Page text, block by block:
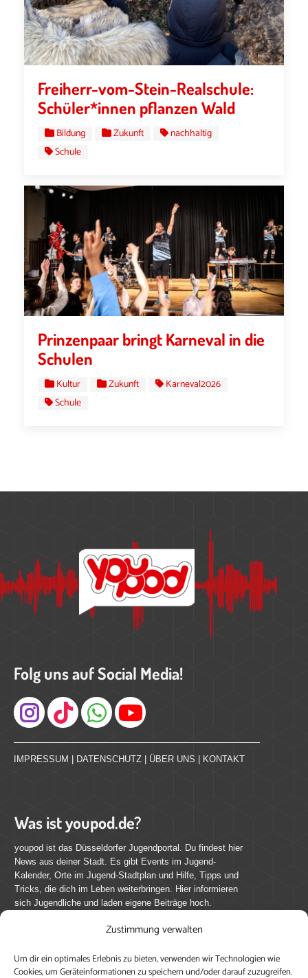
Zustimmung verwalten
Um dir ein optimales Erlebnis zu bieten, verwenden wir Technologien wie
Cookies, um Geräteinformationen zu speichern und/oder darauf zuzugreifen.
Freiherr-vom-Stein-Realschule:
Schüler*innen pflanzen Wald
Bildung Zukunft
nachhaltig
Schule
Prinzenpaar bringt Karneval in die
Schulen
Kultur Zukunft
Karneval2026
Schule
Folg uns auf Social Media!
Instagram
IMPRESSUM DATENSCHUTZ ÜBER UNS KONTAKT
Was ist youpod.de?
youpod ist das Düsseldorfer Jugendportal. Du findest hier
News aus deiner Stadt. Es gibt Events im Jugend-
Kalender, Orte im Jugend-Stadtplan und Hilfe, Tipps und
Tricks, die dich im Leben weiterbringen. Hier informieren
sich Jugendliche und laden eigene Beiträge hoch.
youpod.de lebt von Menschen wie dir. Sammel